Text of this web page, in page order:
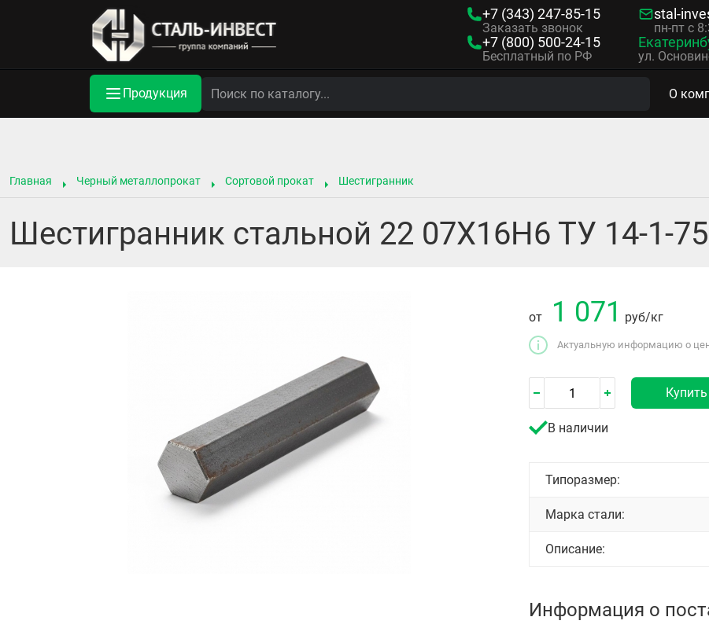
+7 (343) 247-85-15
Заказать звонок
+7 (800) 500-24-15
Бесплатный по РФ
stal-
пн-пт с
ул.
Продукция О
Главная Черный металлопрокат Сортовой прокат Шестигранник
Шестигранник стальной 22 07Х16Н6 ТУ 14-1-
от 1 071 руб/кг
Актуальную информацию о
Купить
В наличии
Типоразмер:
Марка стали:
Описание:
Информация о